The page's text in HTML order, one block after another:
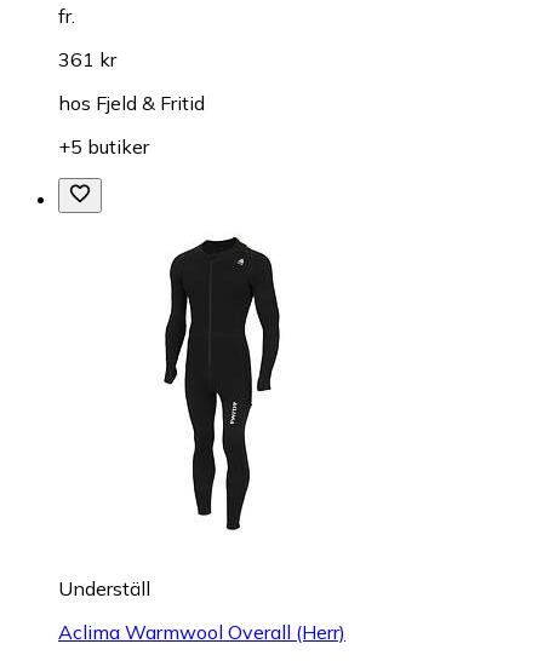
fr.
361 kr
hos Fjeld & Fritid
+5 butiker
Underställ
Aclima Warmwool Overall (Herr)